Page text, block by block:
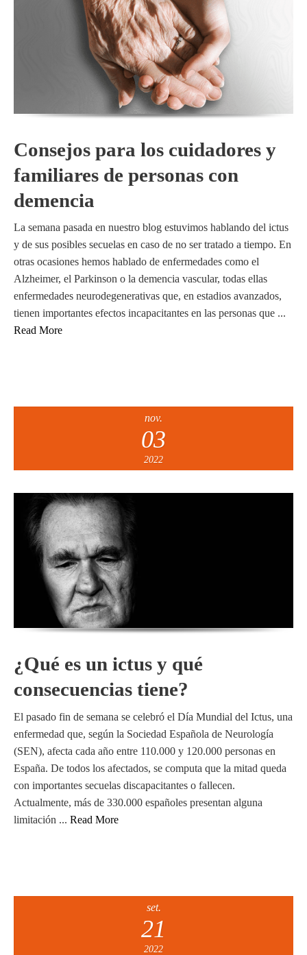
Consejos para los cuidadores y
familiares de personas con
demencia
La semana pasada en nuestro blog estuvimos hablando del ictus
y de sus posibles secuelas en caso de no ser tratado a tiempo. En
otras ocasiones hemos hablado de enfermedades como el
Alzheimer, el Parkinson o la demencia vascular, todas ellas
enfermedades neurodegenerativas que, en estadios avanzados,
tienen importantes efectos incapacitantes en las personas que ...
Read More
nov.
03
2022
¿Qué es un ictus y qué
consecuencias tiene?
El pasado fin de semana se celebró el Día Mundial del Ictus, una
enfermedad que, según la Sociedad Española de Neurología
(SEN), afecta cada año entre 110.000 y 120.000 personas en
España. De todos los afectados, se computa que la mitad queda
con importantes secuelas discapacitantes o fallecen.
Actualmente, más de 330.000 españoles presentan alguna
limitación ... Read More
set.
21
2022